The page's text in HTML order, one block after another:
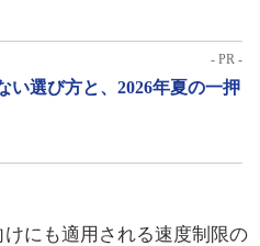
- PR -
い選び方と、2026年夏の一押
にも適用される速度制限の